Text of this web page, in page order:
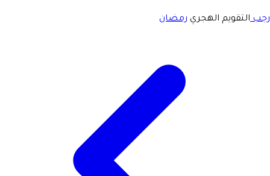
رجبالتقويم الهجري رمضان